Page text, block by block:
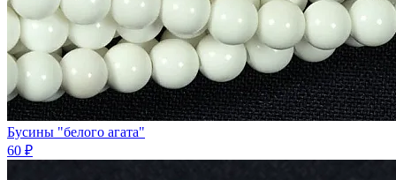
Бусины "белого агата"
60 ₽